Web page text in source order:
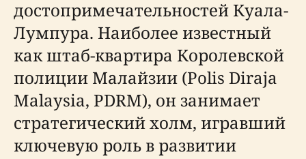
достопримечательностей Куала-
Лумпура. Наиболее известный
как штаб-квартира Королевской
полиции Малайзии (Polis Diraja
Malaysia, PDRM), он занимает
стратегический холм, игравший
ключевую роль в развитии